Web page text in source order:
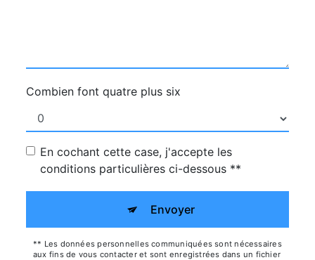
Combien font quatre plus six
En cochant cette case, j'accepte les
conditions particulières ci-dessous **
Envoyer
** Les données personnelles communiquées sont nécessaires
aux fins de vous contacter et sont enregistrées dans un fichier